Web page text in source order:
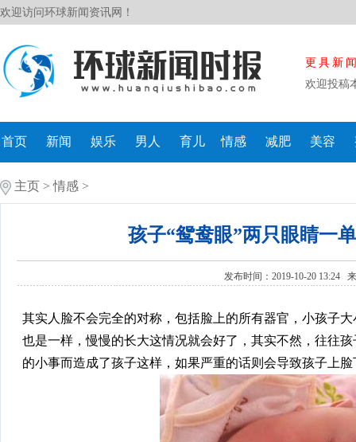
欢迎访问环球新闻资讯网！
更具新
欢迎投稿
首页 新闻 娱乐 男人 育儿 情感 减肥 美容
主页 >情感 >
孩子“鸳鸯眼”两只眼睛一
发布时间：2019-10-20 13:24
其实人脸不会完全的对称，包括脸上的所有器官，小孩子
也是一样，慢慢的长大这情况就会好了，其实不然，往往
的小事而造成了孩子这样，如果严重的话则会导致孩子上